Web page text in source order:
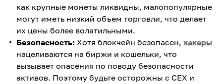
как крупные монеты ликвидны, малопопулярные
могут иметь низкий объем торговли, что делает
их цены более волатильными.
Безопасность: Хотя блокчейн безопасен, хакеры
нацеливаются на биржи и кошельки, что
вызывает опасения по поводу безопасности
активов. Поэтому будьте осторожны с CEX и